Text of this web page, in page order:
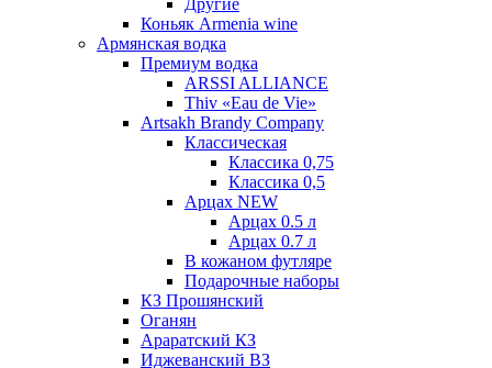
Другие
Коньяк Armenia wine
Армянская водка
Премиум водка
ARSSI ALLIANCE
Thiv «Eau de Vie»
Artsakh Brandy Company
Классическая
Классика 0,75
Классика 0,5
Арцах NEW
Арцах 0.5 л
Арцах 0.7 л
В кожаном футляре
Подарочные наборы
КЗ Прошянский
Оганян
Араратский КЗ
Иджеванский ВЗ